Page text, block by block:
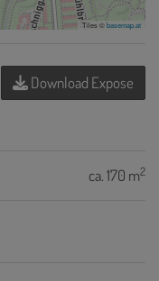
Tiles ©basemap.at
Download Expose
ca. 170 m2